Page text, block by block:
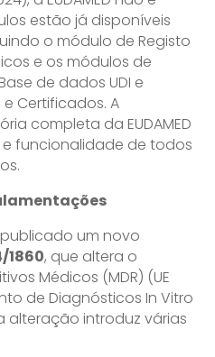
estão já disponíveis
o módulo de Registo
e os módulos de
de dados UDI e
Certificados. A
completa da EUDAMED
funcionalidade de todos
um novo
1860, que altera o
Médicos (MDR) (UE
de Diagnósticos In Vitro
alteração introduz várias